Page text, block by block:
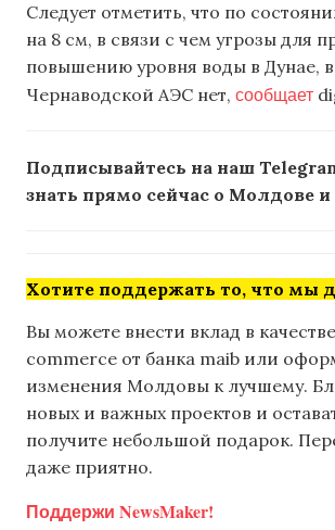
Следует отметить, что по
на 8 см, в связи с чем угрозы для
повышению уровня воды в Дунае,
Чернаводской АЭС нет, сообщает
Подписывайтесь на наш
знать прямо сейчас о Молдове и
Хотите поддержать то, что мы
Вы можете внести вклад в
commerce от банка maib или
изменения Молдовы к лучшему.
новых и важных проектов и
получите небольшой подарок.
даже приятно.
Поддержи NewsMaker!